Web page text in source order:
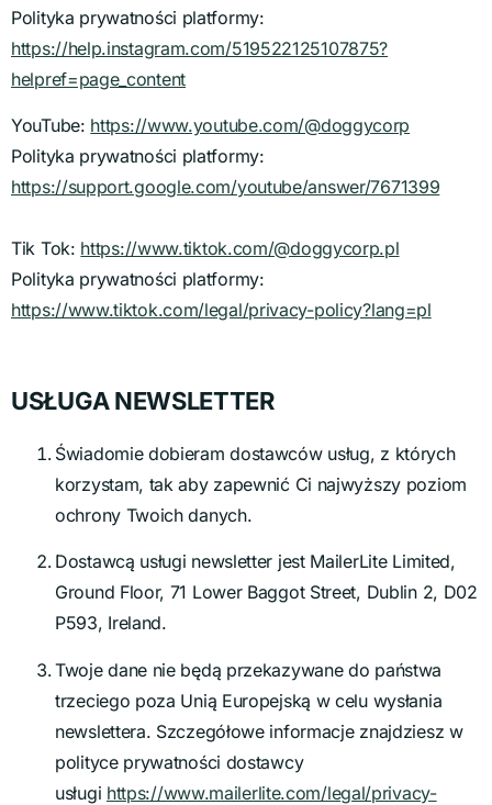
Polityka prywatności platformy:
https://help.instagram.com/519522125107875?
helpref=page_content
YouTube: https://www.youtube.com/@doggycorp
Polityka prywatności platformy:
https://support.google.com/youtube/answer/7671399
Tik Tok: https://www.tiktok.com/@doggycorp.pl
Polityka prywatności platformy:
https://www.tiktok.com/legal/privacy-policy?lang=pl
USŁUGA NEWSLETTER
Świadomie dobieram dostawców usług, z których
korzystam, tak aby zapewnić Ci najwyższy poziom
ochrony Twoich danych.
Dostawcą usługi newsletter jest MailerLite Limited,
Ground Floor, 71 Lower Baggot Street, Dublin 2, D02
P593, Ireland.
Twoje dane nie będą przekazywane do państwa
trzeciego poza Unią Europejską w celu wysłania
newslettera. Szczegółowe informacje znajdziesz w
polityce prywatności dostawcy
usługi https://www.mailerlite.com/legal/privacy-